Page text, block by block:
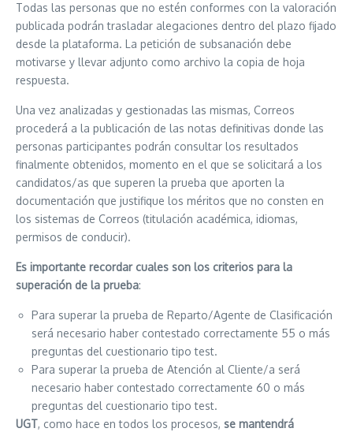
Todas las personas que no estén conformes con la valoración
publicada podrán trasladar alegaciones dentro del plazo fijado
desde la plataforma. La petición de subsanación debe
motivarse y llevar adjunto como archivo la copia de hoja
respuesta.
Una vez analizadas y gestionadas las mismas, Correos
procederá a la publicación de las notas definitivas donde las
personas participantes podrán consultar los resultados
finalmente obtenidos, momento en el que se solicitará a los
candidatos/as que superen la prueba que aporten la
documentación que justifique los méritos que no consten en
los sistemas de Correos (titulación académica, idiomas,
permisos de conducir).
Es importante recordar cuales son los criterios para la
superación de la prueba:
Para superar la prueba de Reparto/Agente de Clasificación
será necesario haber contestado correctamente 55 o más
preguntas del cuestionario tipo test.
Para superar la prueba de Atención al Cliente/a será
necesario haber contestado correctamente 60 o más
preguntas del cuestionario tipo test.
UGT, como hace en todos los procesos, se mantendrá